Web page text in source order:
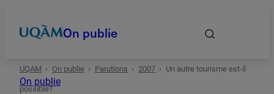
Accueil
On publie
UQAM On publie Parutions 2007 Un autre tourisme est-il
possible?
On publie